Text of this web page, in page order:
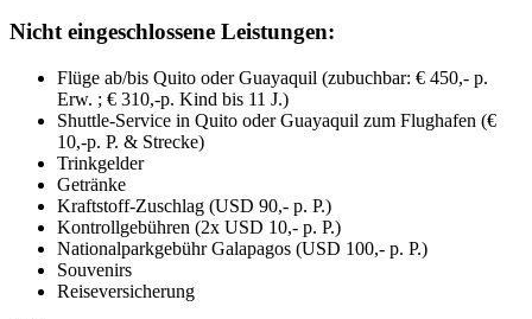
Nicht eingeschlossene Leistungen:
Flüge ab/bis Quito oder Guayaquil (zubuchbar: € 450,- p.
Erw. ; € 310,-p. Kind bis 11 J.)
Shuttle-Service in Quito oder Guayaquil zum Flughafen (€
10,-p. P. & Strecke)
Trinkgelder
Getränke
Kraftstoff-Zuschlag (USD 90,- p. P.)
Kontrollgebühren (2x USD 10,- p. P.)
Nationalparkgebühr Galapagos (USD 100,- p. P.)
Souvenirs
Reiseversicherung